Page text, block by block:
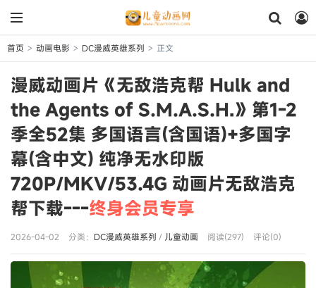
首页 > 动画电影 > DC漫威英雄系列 > 正文
漫威动画片《无敌浩克帮 Hulk and
the Agents of S.M.A.S.H.》第1-2
季全52集 多国语言(含国语)+多国字
幕(含中文) 纯净无水印版
720P/MKV/53.4G 动画片无敌浩克
帮下载---终身会员专享
2026-04-02 分类： DC漫威英雄系列 / 儿童动画 阅读(297) 评论(0)